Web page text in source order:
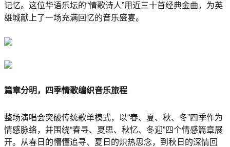
记忆。这位华语乐坛的“情歌诗人”用近三十首经典金曲，为英
雄城献上了一场充满回忆的音乐盛宴。
篇章分明，四季情歌编织音乐旅程
整场演唱会突破传统歌单模式，以“春、夏、秋、冬”四季作为
情感脉络，并围绕“春寻、夏思、秋忆、冬迎”四个情感篇章展
开。从春日的懵懂追寻、夏日的炽热思念，到秋日的深情回